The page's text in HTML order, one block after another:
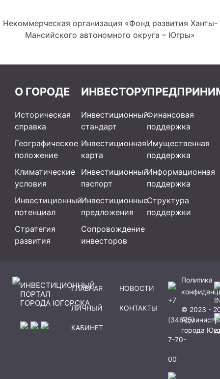
Некоммерческая организация «Фонд развития Ханты-
Мансийского автономного округа – Югры»
О ГОРОДЕ
Историческая
справка
Географическое
положение
Климатические
условия
Инвестиционный
потенциал
Стратегия
развития
ИНВЕСТОРУ
Инвестиционный
стандарт
Инвестиционная
карта
Инвестиционный
паспорт
Инвестиционные
предложения
Сопровождение
инвесторов
Финансовая
поддержка
Имущественная
поддержка
Информационная
поддержка
Структура
поддержки
ИНВЕСТИЦИОННЫЙ
ПОРТАЛ
ГОРОДА ЮГОРСКА
ГЛАВНАЯ
ЛИЧНЫЙ
КАБИНЕТ
НОВОСТИ
КОНТАКТЫ
+7
(34675)
7-70-
00
Политика
© 2023 -
города